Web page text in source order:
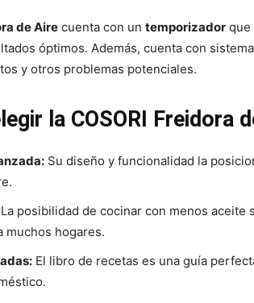
de Aire cuenta con un temporizador que
óptimos. Además, cuenta con
y otros problemas potenciales.
la COSORI Freidora
Su diseño y funcionalidad la
La posibilidad de cocinar con menos aceite
muchos hogares.
El libro de recetas es una guía